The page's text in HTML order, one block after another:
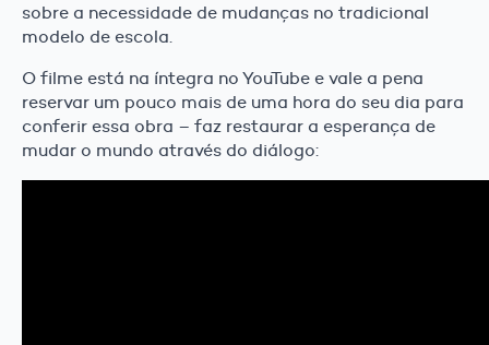
sobre a necessidade de mudanças no tradicional
modelo de escola.
O filme está na íntegra no YouTube e vale a pena
reservar um pouco mais de uma hora do seu dia para
conferir essa obra – faz restaurar a esperança de
mudar o mundo através do diálogo: